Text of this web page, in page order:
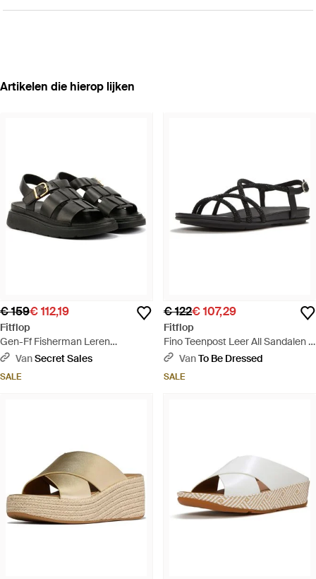
Artikelen die hierop lijken
€ 159€ 112,19
Fitflop
Gen-Ff Fisherman Leren
Sandalen - Zwart
VanSecret Sales
SALE
€ 122€ 107,29
Fitflop
Fino Teenpost Leer All Sandalen -
Zwart
VanTo Be Dressed
SALE